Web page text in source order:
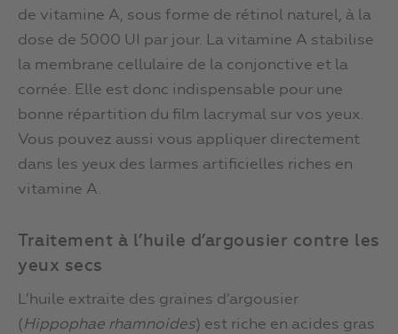
de vitamine A, sous forme de rétinol naturel, à la
dose de 5000 UI par jour. La vitamine A stabilise
la membrane cellulaire de la conjonctive et la
cornée. Elle est donc indispensable pour une
bonne répartition du film lacrymal sur vos yeux.
Vous pouvez aussi vous appliquer directement
dans les yeux des larmes artificielles riches en
vitamine A.
Traitement à l’huile d’argousier contre les
yeux secs
L’huile extraite des graines d’argousier
(Hippophae rhamnoides) est riche en acides gras